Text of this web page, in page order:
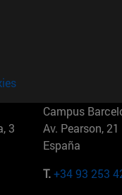
3
Campus
Av. Pearson,
España
T.+34 93 253